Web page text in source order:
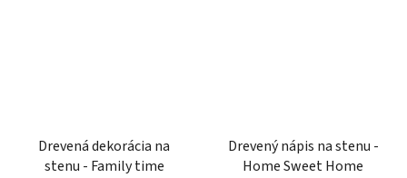
Drevená dekorácia na
stenu - Family time
Drevený nápis na stenu -
Home Sweet Home